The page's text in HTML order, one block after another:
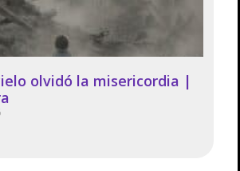
olvidó la misericordia |